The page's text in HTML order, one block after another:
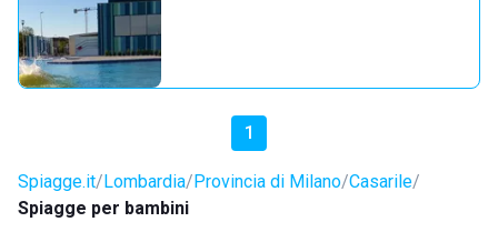
1
Spiagge.it Lombardia Provincia di Milano Casarile
Spiagge per bambini